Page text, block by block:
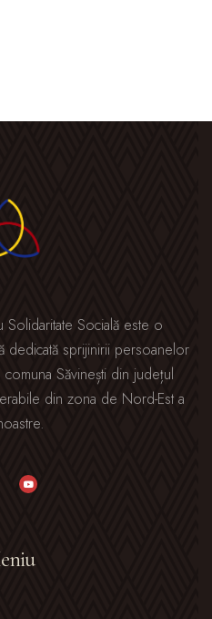
Solidaritate Socială este o
dedicată sprijinirii persoanelor
Săvinești din județul
din zona de Nord-Est a